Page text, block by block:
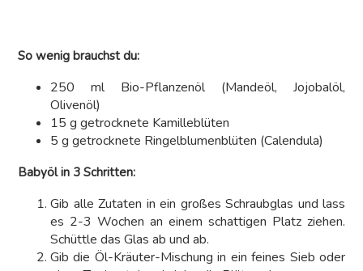
So wenig brauchst du:
250 ml Bio-Pflanzenöl (Mandeöl, Jojobalöl,
Olivenöl)
15 g getrocknete Kamilleblüten
5 g getrocknete Ringelblumenblüten (Calendula)
Babyöl in 3 Schritten:
Gib alle Zutaten in ein großes Schraubglas und lass
es 2-3 Wochen an einem schattigen Platz ziehen.
Schüttle das Glas ab und ab.
Gib die Öl-Kräuter-Mischung in ein feines Sieb oder